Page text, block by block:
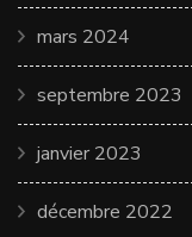
mars 2024
septembre 2023
janvier 2023
décembre 2022